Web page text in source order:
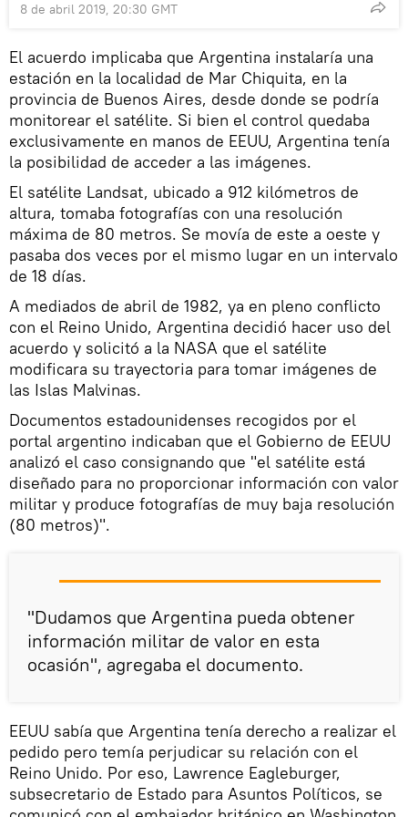
8 de abril 2019, 20:30 GMT
El acuerdo implicaba que Argentina instalaría una
estación en la localidad de Mar Chiquita, en la
provincia de Buenos Aires, desde donde se podría
monitorear el satélite. Si bien el control quedaba
exclusivamente en manos de EEUU, Argentina tenía
la posibilidad de acceder a las imágenes.
El satélite Landsat, ubicado a 912 kilómetros de
altura, tomaba fotografías con una resolución
máxima de 80 metros. Se movía de este a oeste y
pasaba dos veces por el mismo lugar en un intervalo
de 18 días.
A mediados de abril de 1982, ya en pleno conflicto
con el Reino Unido, Argentina decidió hacer uso del
acuerdo y solicitó a la NASA que el satélite
modificara su trayectoria para tomar imágenes de
las Islas Malvinas.
Documentos estadounidenses recogidos por el
portal argentino indicaban que el Gobierno de EEUU
analizó el caso consignando que "el satélite está
diseñado para no proporcionar información con valor
militar y produce fotografías de muy baja resolución
(80 metros)".
"Dudamos que Argentina pueda obtener
información militar de valor en esta
ocasión", agregaba el documento.
EEUU sabía que Argentina tenía derecho a realizar el
pedido pero temía perjudicar su relación con el
Reino Unido. Por eso, Lawrence Eagleburger,
subsecretario de Estado para Asuntos Políticos, se